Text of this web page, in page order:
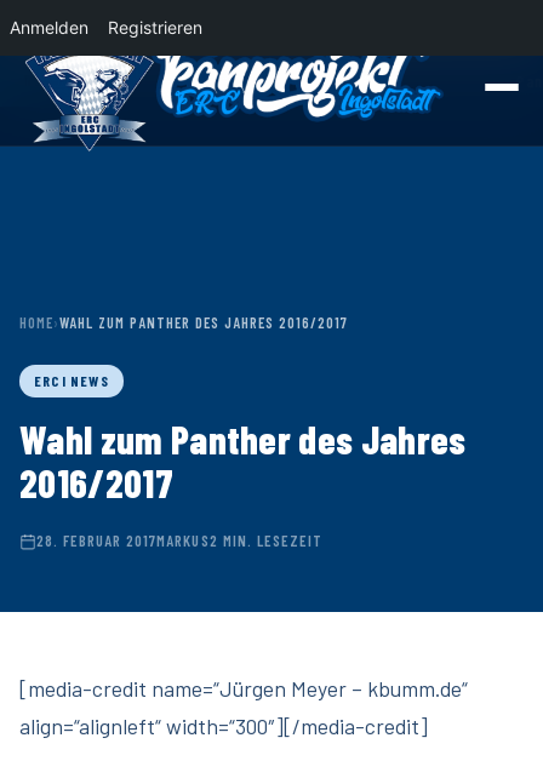
Anmelden Registrieren
NewsDer Panther Express 2026/2027 rollt nach Krefeld! Wohin rollt der
HOME›WAHL ZUM PANTHER DES JAHRES 2016/2017
ERCI NEWS
Wahl zum Panther des Jahres
2016/2017
28. FEBRUAR 2017MARKUS2 MIN. LESEZEIT
[media-credit name=“Jürgen Meyer – kbumm.de“
align=“alignleft“ width=“300″][/media-credit]